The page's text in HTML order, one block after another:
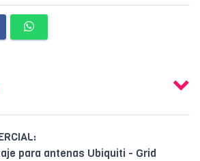
para antenas Ubiquiti - Grid